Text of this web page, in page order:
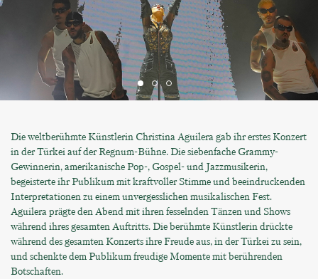
Die weltberühmte Künstlerin Christina Aguilera gab ihr erstes Konzert
in der Türkei auf der Regnum-Bühne. Die siebenfache Grammy-
Gewinnerin, amerikanische Pop-, Gospel- und Jazzmusikerin,
begeisterte ihr Publikum mit kraftvoller Stimme und beeindruckenden
Interpretationen zu einem unvergesslichen musikalischen Fest.
Aguilera prägte den Abend mit ihren fesselnden Tänzen und Shows
während ihres gesamten Auftritts. Die berühmte Künstlerin drückte
während des gesamten Konzerts ihre Freude aus, in der Türkei zu sein,
und schenkte dem Publikum freudige Momente mit berührenden
Botschaften.